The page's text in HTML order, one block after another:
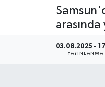
03.08.2025 -
YAYINLANMA
KÜLTÜR - SANAT
Tüm Manşetler
Son Dakika
Haber Arşivi